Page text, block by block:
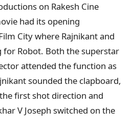
on Rakesh Cine
had its opening
City where Rajnikant and
for Robot. Both the superstar
attended the function as
sounded the clapboard,
first shot direction and
V Joseph switched on the